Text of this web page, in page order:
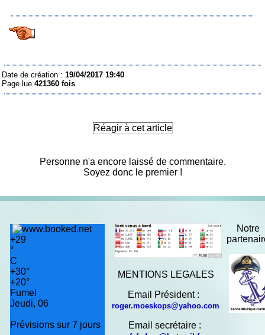
Date de création :19/04/2017 19:40
Page lue421360 fois
Réagir à cet article
Personne n'a encore laissé de commentaire.
Soyez donc le premier !
+29
°
C
+30°
+20°
Fumel
Jeudi, 06
Prévisions sur 7 jours
MENTIONS LEGALES
Email Président :
roger.moeskops@yahoo.com
Email secrétaire :
Notre